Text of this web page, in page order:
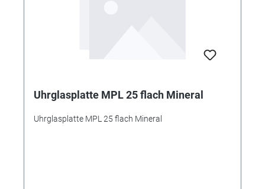
Uhrglasplatte MPL 25 flach Mineral
Uhrglasplatte MPL 25 flach Mineral